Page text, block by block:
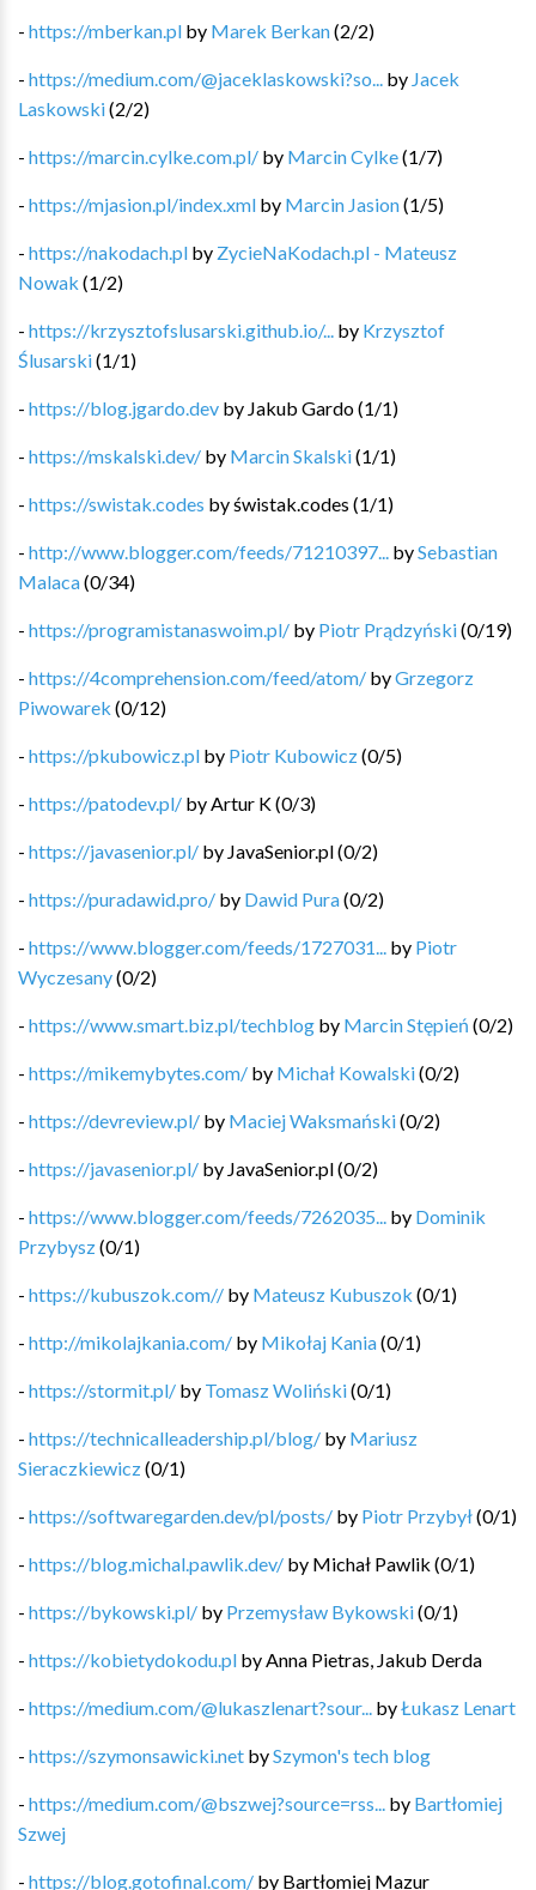
- https://mberkan.pl by Marek Berkan(2/2)
- https://medium.com/@jaceklaskowski?so... by Jacek
Laskowski(2/2)
- https://marcin.cylke.com.pl/ by Marcin Cylke(1/7)
- https://mjasion.pl/index.xml by Marcin Jasion(1/5)
- https://nakodach.pl by ZycieNaKodach.pl - Mateusz
Nowak (1/2)
- https://krzysztofslusarski.github.io/... by Krzysztof
Ślusarski(1/1)
- https://blog.jgardo.dev by Jakub Gardo(1/1)
- https://mskalski.dev/ by Marcin Skalski(1/1)
- https://swistak.codes byświstak.codes (1/1)
- http://www.blogger.com/feeds/71210397... bySebastian
Malaca(0/34)
- https://programistanaswoim.pl/ by Piotr Prądzyński(0/19)
- https://4comprehension.com/feed/atom/ byGrzegorz
Piwowarek (0/12)
- https://pkubowicz.pl by Piotr Kubowicz(0/5)
- https://patodev.pl/ by Artur K(0/3)
- https://javasenior.pl/ by JavaSenior.pl(0/2)
- https://puradawid.pro/ by Dawid Pura(0/2)
- https://www.blogger.com/feeds/1727031... by Piotr
Wyczesany(0/2)
- https://www.smart.biz.pl/techblog by Marcin Stępień (0/2)
- https://mikemybytes.com/ by Michał Kowalski(0/2)
- https://devreview.pl/ by Maciej Waksmański(0/2)
- https://javasenior.pl/ by JavaSenior.pl(0/2)
- https://www.blogger.com/feeds/7262035... by Dominik
Przybysz(0/1)
- https://kubuszok.com// by Mateusz Kubuszok (0/1)
- http://mikolajkania.com/ by Mikołaj Kania(0/1)
- https://stormit.pl/ by Tomasz Woliński(0/1)
- https://technicalleadership.pl/blog/ by Mariusz
Sieraczkiewicz(0/1)
- https://softwaregarden.dev/pl/posts/ by Piotr Przybył(0/1)
- https://blog.michal.pawlik.dev/ by Michał Pawlik (0/1)
- https://bykowski.pl/ by Przemysław Bykowski(0/1)
- https://kobietydokodu.pl by Anna Pietras, Jakub Derda
- https://medium.com/@lukaszlenart?sour... byŁukasz Lenart
- https://szymonsawicki.net bySzymon's tech blog
- https://medium.com/@bszwej?source=rss... by Bartłomiej
Szwej
- https://blog.gotofinal.com/ by Bartłomiej Mazur